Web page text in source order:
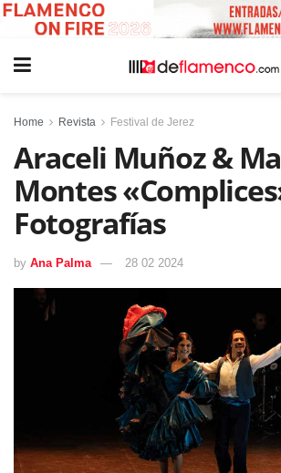
Home Revista Festival de Jerez
Araceli Muñoz &
Montes
Fotografías
by Ana Palma 28 02 2024